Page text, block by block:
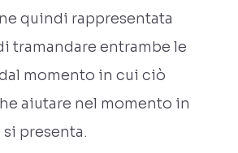
quindi rappresentata
tramandare entrambe le
momento in cui ciò
aiutare nel momento in
presenta.